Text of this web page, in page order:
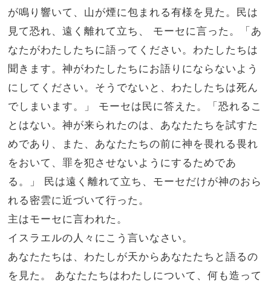
が鳴り響いて、山が煙に包まれる有様を見た。民は
見て恐れ、遠く離れて立ち、
モーセに言った。「あ
なたがわたしたちに語ってください。わたしたちは
聞きます。神がわたしたちにお語りにならないよう
にしてください。そうでないと、わたしたちは死ん
でしまいます。」
モーセは民に答えた。「恐れるこ
とはない。神が来られたのは、あなたたちを試すた
めであり、また、あなたたちの前に神を畏れる畏れ
をおいて、罪を犯させないようにするためであ
る。」
民は遠く離れて立ち、モーセだけが神のおら
れる密雲に近づいて行った。
主はモーセに言われた。
イスラエルの人々にこう言いなさい。
あなたたちは、わたしが天からあなたたちと語るの
を見た。
あなたたちはわたしについて、何も造って